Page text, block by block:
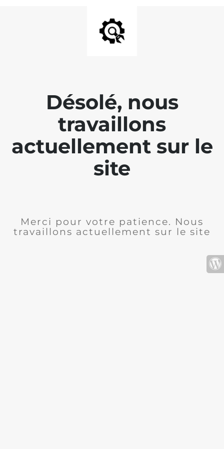
Désolé, nous
travaillons
actuellement sur le
site
Merci pour votre patience. Nous
travaillons actuellement sur le site